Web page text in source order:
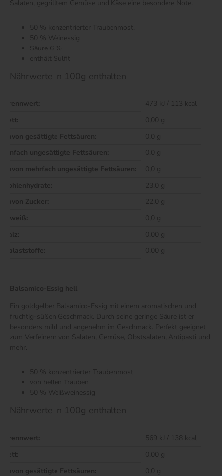
Salaten, gegrilltem Gemüse und Käse eine besondere Note.
50 % konzentrierter Traubenmost,
50 % Weinessig
Säure 6 %
enthält Sulfit
Nährwerte in 100g enthalten
Brennwert:
473 kJ / 113 kcal
Fett:
0,00 g
davon gesättigte Fettsäuren:
0,0 g
einfach ungesättigte Fettsäuren:
0,0 g
davon mehrfach ungesättigte Fettsäuren:
0,0 g
Kohlenhydrate:
23,0 g
davon Zucker:
22,0 g
Eiweiß:
0,0 g
Salz:
0,00 g
Balaststoffe:
0,00 g
Balsamico-Essig hell
Ein goldgelber Balsamico-Essig mit einem aromatischen und
fruchtig-süßen Geschmack. Durch seine geringe Säure ist er
besonders mild und angenehm im Geschmack. Perfekt geeignet
zum Verfeinern von Salaten, Gemüse, Obstsalaten, Antipasti und
mehr.
50 % konzentrierter Traubenmost
von hellen Trauben
50 % Weißweinessig
Nährwerte in 100g enthalten
Brennwert:
569 kJ / 138 kcal
Fett:
0,00 g
davon gesättigte Fettsäuren:
0,0 g